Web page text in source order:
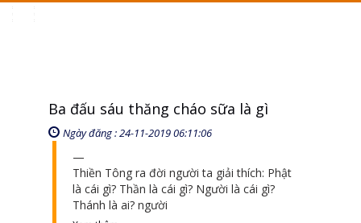
Ba đấu sáu thăng cháo sữa là gì
Ngày đăng : 24-11-2019 06:11:06
Thiền Tông ra đời người ta giải thích: Phật
là cái gì? Thần là cái gì? Người là cái gì?
Thánh là ai? người